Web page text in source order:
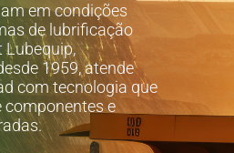
em condições
de lubrificação
Lubequip,
1959, atende
com tecnologia que
componentes e